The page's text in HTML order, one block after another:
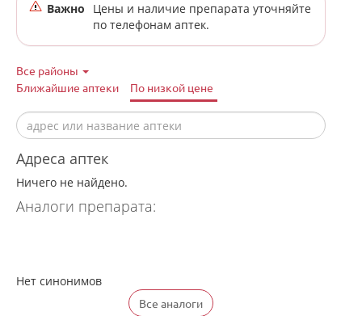
Важно
Цены и наличие препарата уточняйте
по телефонам аптек.
Все районы
Ближайшие аптеки
По низкой цене
Адреса аптек
Ничего не найдено.
Аналоги препарата:
Нет синонимов
Все аналоги